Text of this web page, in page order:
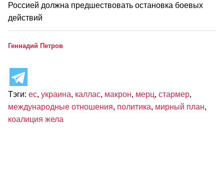
Россией должна предшествовать остановка боевых
действий
Геннадий Петров
Тэги: ес, украина, каллас, макрон, мерц, стармер,
международные отношения, политика, мирный план,
коалиция жела